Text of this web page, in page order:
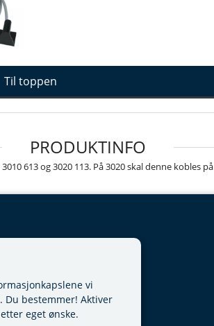
Til toppen
PRODUKTINFO
613 og 3020 113. På 3020 skal denne kobles på
vi
Du bestemmer! Aktiver
eget ønske.